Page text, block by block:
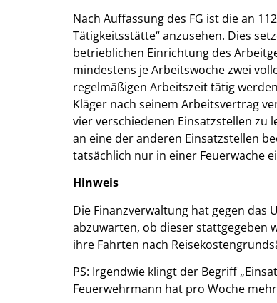
Nach Auffassung des FG ist die an
Tätigkeitsstätte“ anzusehen. Dies
betrieblichen Einrichtung des
mindestens je Arbeitswoche zwei
regelmäßigen Arbeitszeit tätig
Kläger nach seinem Arbeitsvertrag
vier verschiedenen Einsatzstellen zu
an eine der anderen Einsatzstellen
tatsächlich nur in einer Feuerwache
Hinweis
Die Finanzverwaltung hat gegen das
abzuwarten, ob dieser stattgegeben
ihre Fahrten nach
PS: Irgendwie klingt der Begriff
Feuerwehrmann hat pro Woche